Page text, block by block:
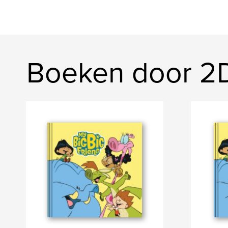
Boeken door